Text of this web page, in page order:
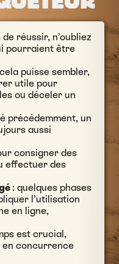
réussir, n’oubliez
pourraient être
puisse sembler,
utile pour
ou déceler un
précédemment, un
aussi
consigner des
effectuer des
: quelques phases
l’utilisation
en ligne,
est crucial,
concurrence